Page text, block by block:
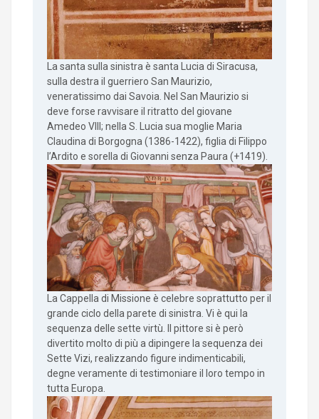
La santa sulla sinistra è santa Lucia di Siracusa,
sulla destra il guerriero San Maurizio,
veneratissimo dai Savoia. Nel San Maurizio si
deve forse ravvisare il ritratto del giovane
Amedeo VIII; nella S. Lucia sua moglie Maria
Claudina di Borgogna (1386-1422), figlia di Filippo
l’Ardito e sorella di Giovanni senza Paura (+1419).
La Cappella di Missione è celebre soprattutto per il
grande ciclo della parete di sinistra. Vi è qui la
sequenza delle sette virtù. Il pittore si è però
divertito molto di più a dipingere la sequenza dei
Sette Vizi, realizzando figure indimenticabili,
degne veramente di testimoniare il loro tempo in
tutta Europa.